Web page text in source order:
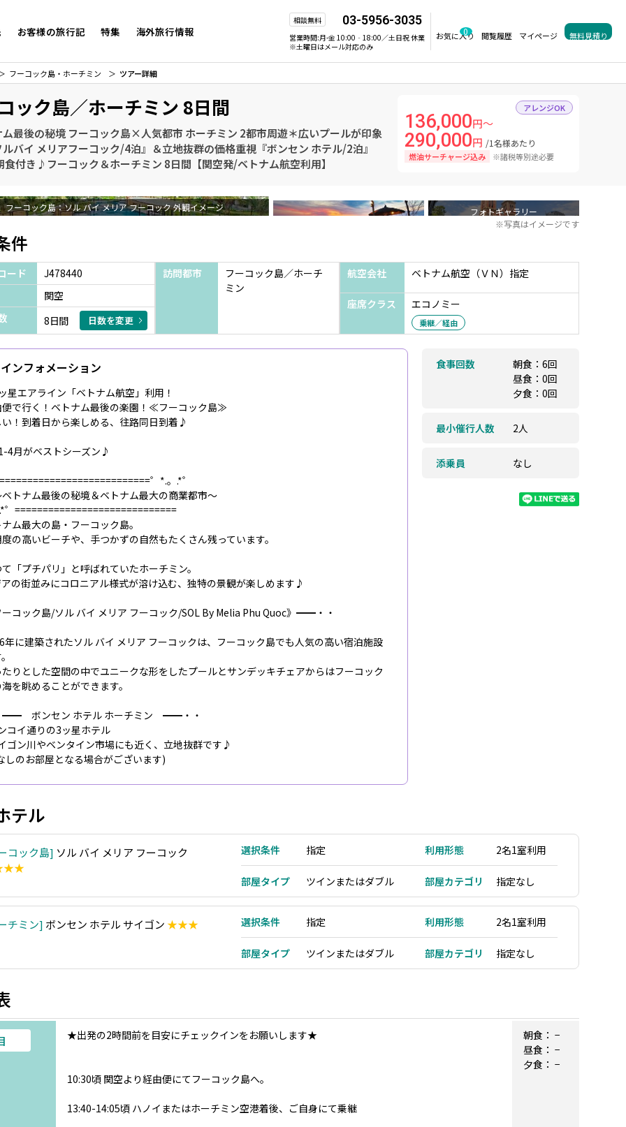
お客様の旅行記 特集 海外旅行情報
相談無料 03-5956-3035
営業時間:月-金 10:00‐18:00／土日祝 休業
※土曜日はメール対応のみ
お気に入り
0 閲覧履歴 マイページ 無料見積り
フーコック島・ホーチミン ツアー詳細
ック島／ホーチミン 8日間
ム最後の秘境 フーコック島×人気都市 ホーチミン 2都市周遊＊広いプールが印象
バイ メリアフーコック/4泊』＆立地抜群の価格重視『ボンセン ホテル/2泊』
食付き♪フーコック＆ホーチミン 8日間【関空発/ベトナム航空利用】
アレンジOK
136,000円～
290,000円 /1名様あたり
燃油サーチャージ込み ※諸税等別途必要
フーコック島：ソル バイ メリア フーコック 外観イメージ
フォトギャラリー
※写真はイメージです
件
ード
J478440
関空
8日間 日数を変更
訪問都市
フーコック島／ホーチ
ミン
航空会社 ベトナム航空（ＶＮ）指定
座席クラス エコノミー
乗継／経由
インフォメーション
星エアライン「ベトナム航空」利用！
便で行く！ベトナム最後の楽園！≪フーコック島≫
！到着日から楽しめる、往路同日到着♪
4月がベストシーズン♪
゜*.。.*゜
トナム最後の秘境＆ベトナム最大の商業都市～
゜=============================
ム最大の島・フーコック島。
の高いビーチや、手つかずの自然もたくさん残っています。
「プチパリ」と呼ばれていたホーチミン。
アの街並みにコロニアル様式が溶け込む、独特の景観が楽しめます♪
ーコック島/ソル バイ メリア フーコック/SOL By Melia Phu Quoc》━━・・
年に建築されたソル バイ メリア フーコックは、フーコック島でも人気の高い宿泊施設
たりとした空間の中でユニークな形をしたプールとサンデッキチェアからはフーコック
を眺めることができます。
━━ ボンセン ホテル ホーチミン ━━・・
コイ通りの3ッ星ホテル
ゴン川やベンタイン市場にも近く、立地抜群です♪
しのお部屋となる場合がございます)
食事回数
朝食：6回
昼食：0回
夕食：0回
最小催行人数 2人
添乗員 なし
テル
コック島 ソル バイ メリア フーコック
選択条件 指定 利用形態 2名1室利用
部屋タイプ ツインまたはダブル 部屋カテゴリ 指定なし
チミン ボンセン ホテル サイゴン ★★★ 選択条件 指定 利用形態 2名1室利用
部屋タイプ ツインまたはダブル 部屋カテゴリ 指定なし
★出発の2時間前を目安にチェックインをお願いします★
10:30頃 関空より経由便にてフーコック島へ。
13:40-14:05頃 ハノイまたはホーチミン空港着後、ご自身にて乗継
朝食： −
昼食： −
夕食： −